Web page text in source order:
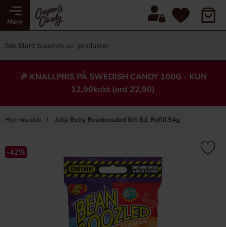
Meny
🎉 KNALLPRIS PÅ SWEDISH CANDY 100G - KUN
12,90kr/st (ord 22,90)
Hjemmeside Jelly Belly Beanboozled 6th Ed. Refill 54g
Heading
×
-57%
-42%